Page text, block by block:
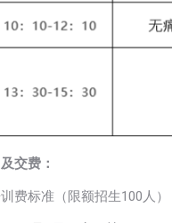
交费：
训费标准（限额招生100人）